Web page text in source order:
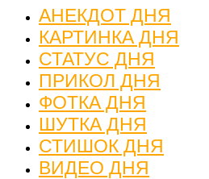
АНЕКДОТ ДНЯ
КАРТИНКА ДНЯ
СТАТУС ДНЯ
ПРИКОЛ ДНЯ
ФОТКА ДНЯ
ШУТКА ДНЯ
СТИШОК ДНЯ
ВИДЕО ДНЯ